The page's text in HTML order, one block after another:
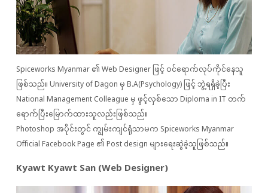
Spiceworks Myanmar ၏ Web Designer ဖြင့် ဝင်ရောက်လုပ်ကိုင်နေသူ
ဖြစ်သည်။ University of Dagon မှ B.A(Psychology) ဖြင့် ဘွဲ့ရရှိခဲ့ပြီး
National Management Colleague မှ ဖွင့်လှစ်သော Diploma in IT တက်
ရောက်ပြီးမြောက်ထားသူလည်းဖြစ်သည်။
Photoshop အပိုင်းတွင် ကျွမ်းကျင်ရုံသာမက Spiceworks Myanmar
Official Facebook Page ၏ Post design များရေးဆွဲခဲ့သူဖြစ်သည်။
Kyawt Kyawt San (Web Designer)